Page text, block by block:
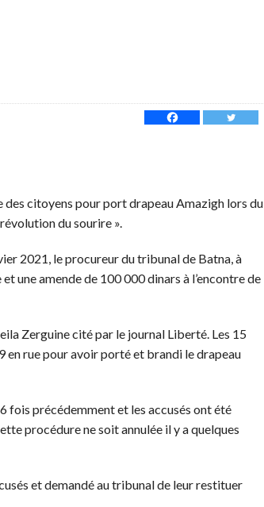
citoyens pour port drapeau Amazigh lors du
du sourire ».
2021, le procureur du tribunal de Batna, à
une amende de 100 000 dinars à l’encontre de
Zerguine cité par le journal Liberté. Les 15
en rue pour avoir porté et brandi le drapeau
fois précédemment et les accusés ont été
procédure ne soit annulée il y a quelques
et demandé au tribunal de leur restituer